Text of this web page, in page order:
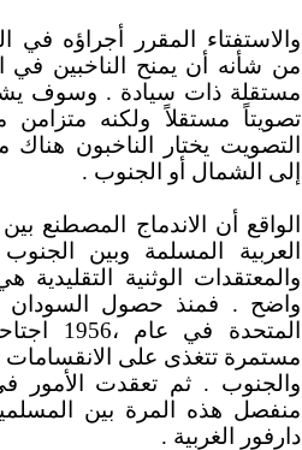
والاستفتاء المقرر أجراؤه في
من شأنه أن يمنح الناخبين في
مستقلة ذات سيادة . وسوف
تصويتاً مستقلاً ولكنه متزامن
التصويت يختار الناخبون هناك
إلى الشمال أو الجنوب .
الواقع أن الاندماج المصطنع
العربية المسلمة وبين
والمعتقدات الوثنية
واضح . فمنذ حصول السودان
مستمرة تتغذى على الانقسامات
والجنوب . ثم تعقدت
منفصل هذه المرة بين
دارفور الغربية .